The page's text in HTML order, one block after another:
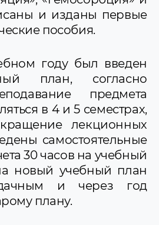
и изданы первые
пособия.
году был введен
план, согласно
предмета
в 4 и 5 семестрах,
лекционных
самостоятельные
30 часов на учебный
новый учебный план
и через год
плану.